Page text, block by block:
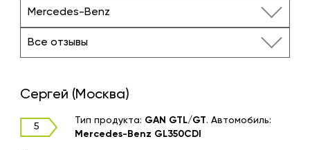
Mercedes-Benz
Все отзывы
Сергей (Москва)
5
Тип продукта: GAN GTL/GT. Автомобиль:
Mercedes-Benz GL350CDI